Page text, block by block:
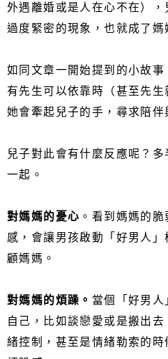
外遇離婚或是人在心不在）
過度緊密的現象，也就成了媽
如同文章一開始提到的小故
有先生可以依靠時（甚至先
她會牽起兒子的手，尋求陪伴
兒子對此會有什麼反應呢？
一起。
對媽媽的憂心 。看到媽媽的
感，會讓男孩啟動「好男人
顧媽媽。
對媽媽的煩躁。 當個「好男
自己，比如談戀愛或是搬出
緒控制，甚至是情緒勒索的